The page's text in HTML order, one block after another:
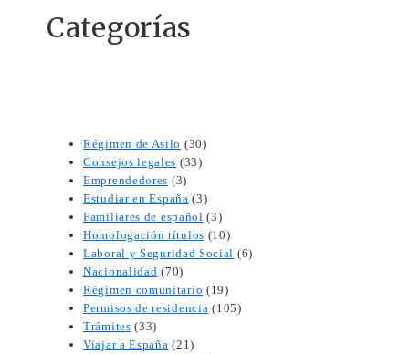
Categorías
Régimen de Asilo (30)
Consejos legales (33)
Emprendedores (3)
Estudiar en España (3)
Familiares de español (3)
Homologación títulos (10)
Laboral y Seguridad Social (6)
Nacionalidad (70)
Régimen comunitario (19)
Permisos de residencia (105)
Trámites (33)
Viajar a España (21)